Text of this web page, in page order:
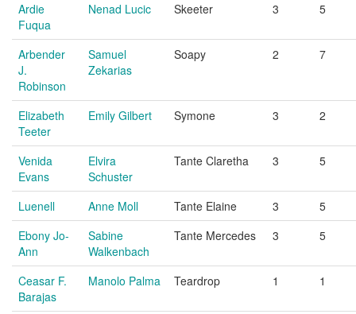
Ardie
Fuqua
Nenad Lucic Skeeter 3 5
Arbender
J.
Robinson
Samuel
Zekarias
Soapy 2 7
Elizabeth
Teeter
Emily Gilbert Symone 3 2
Venida
Evans
Elvira
Schuster
Tante Claretha 3 5
Luenell Anne Moll Tante Elaine 3
5
Ebony Jo-
Ann
Sabine
Walkenbach
Tante Mercedes 3 5
Ceasar F.
Barajas
Manolo Palma Teardrop 1 1